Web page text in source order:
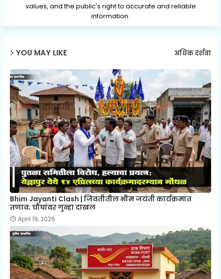
values, and the public's right to accurate and reliable
information.
YOU MAY LIKE अधिक दर्शवा
Bhim Jayanti Clash | जिवतीतील भीम जयंती कार्यक्रमात
तणाव; चौघांवर गुन्हा दाखल
April 19, 2026